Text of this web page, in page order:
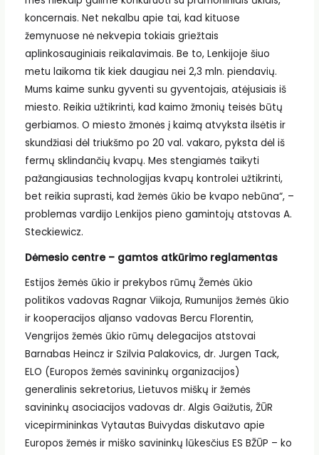
koncernais. Net nekalbu apie tai, kad kituose
žemynuose nė nekvepia tokiais griežtais
aplinkosauginiais reikalavimais. Be to, Lenkijoje šiuo
metu laikoma tik kiek daugiau nei 2,3 mln. piendavių.
Mums kaime sunku gyventi su gyventojais, atėjusiais iš
miesto. Reikia užtikrinti, kad kaimo žmonių teisės būtų
gerbiamos. O miesto žmonės į kaimą atvyksta ilsėtis ir
skundžiasi dėl triukšmo po 20 val. vakaro, pyksta dėl iš
fermų sklindančių kvapų. Mes stengiamės taikyti
pažangiausias technologijas kvapų kontrolei užtikrinti,
bet reikia suprasti, kad žemės ūkio be kvapo nebūna“, –
problemas vardijo Lenkijos pieno gamintojų atstovas A.
Steckiewicz.
Dėmesio centre – gamtos atkūrimo reglamentas
Estijos žemės ūkio ir prekybos rūmų Žemės ūkio
politikos vadovas Ragnar Viikoja, Rumunijos žemės ūkio
ir kooperacijos aljanso vadovas Bercu Florentin,
Vengrijos žemės ūkio rūmų delegacijos atstovai
Barnabas Heincz ir Szilvia Palakovics, dr. Jurgen Tack,
ELO (Europos žemės savininkų organizacijos)
generalinis sekretorius, Lietuvos miškų ir žemės
savininkų asociacijos vadovas dr. Algis Gaižutis, ŽŪR
vicepirmininkas Vytautas Buivydas diskutavo apie
Europos žemės ir miško savininkų lūkesčius ES BŽŪP – ko